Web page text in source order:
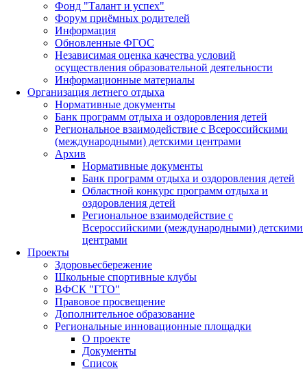
Фонд "Талант и успех"
Форум приёмных родителей
Информация
Обновленные ФГОС
Независимая оценка качества условий
осуществления образовательной деятельности
Информационные материалы
Организация летнего отдыха
Нормативные документы
Банк программ отдыха и оздоровления детей
Региональное взаимодействие с Всероссийскими
(международными) детскими центрами
Архив
Нормативные документы
Банк программ отдыха и оздоровления детей
Областной конкурс программ отдыха и
оздоровления детей
Региональное взаимодействие с
Всероссийскими (международными) детскими
центрами
Проекты
Здоровьесбережение
Школьные спортивные клубы
ВФСК "ГТО"
Правовое просвещение
Дополнительное образование
Региональные инновационные площадки
О проекте
Документы
Список